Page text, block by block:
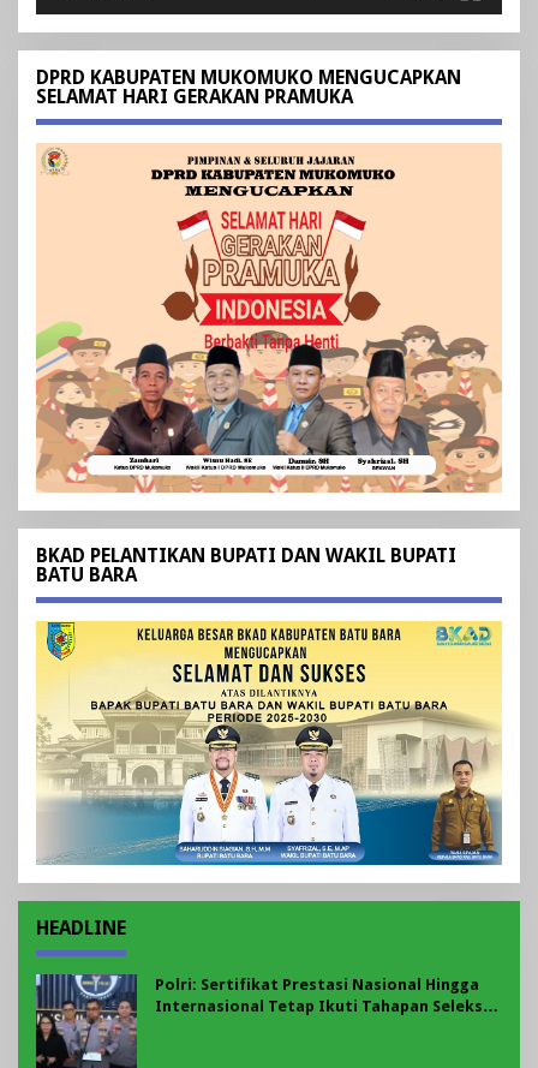
DPRD KABUPATEN MUKOMUKO MENGUCAPKAN
SELAMAT HARI GERAKAN PRAMUKA
BKAD PELANTIKAN BUPATI DAN WAKIL BUPATI
BATU BARA
HEADLINE
Polri: Sertifikat Prestasi Nasional Hingga
Internasional Tetap Ikuti Tahapan Seleksi